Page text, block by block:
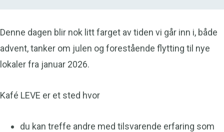
Denne dagen blir nok litt farget av tiden vi går inn i, både
advent, tanker om julen og forestående flytting til nye
lokaler fra januar 2026.
Kafé LEVE er et sted hvor
du kan treffe andre med tilsvarende erfaring som